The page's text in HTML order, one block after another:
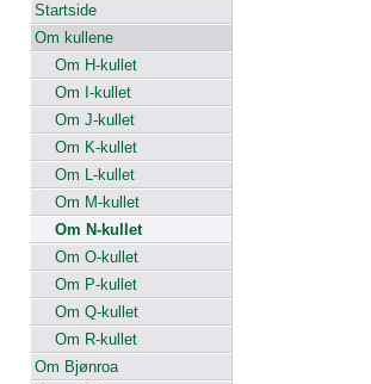
Startside
Om kullene
Om H-kullet
Om I-kullet
Om J-kullet
Om K-kullet
Om L-kullet
Om M-kullet
Om N-kullet
Om O-kullet
Om P-kullet
Om Q-kullet
Om R-kullet
Om Bjønroa